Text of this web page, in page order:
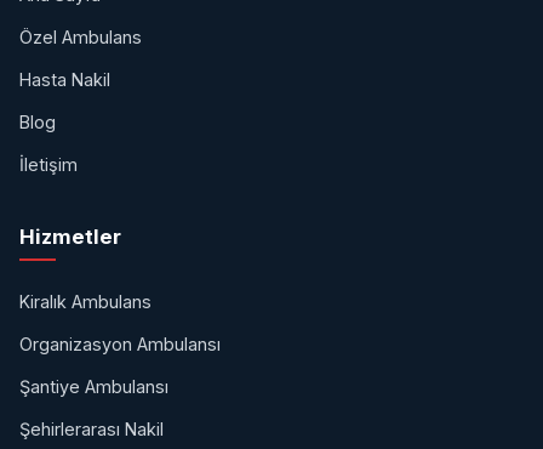
Özel Ambulans
Hasta Nakil
Blog
İletişim
Hizmetler
Kiralık Ambulans
Organizasyon Ambulansı
Şantiye Ambulansı
Şehirlerarası Nakil